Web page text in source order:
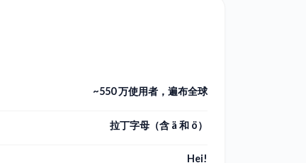
~550 万使用者，遍布全球
拉丁字母（含 ä 和 ö）
Hei!